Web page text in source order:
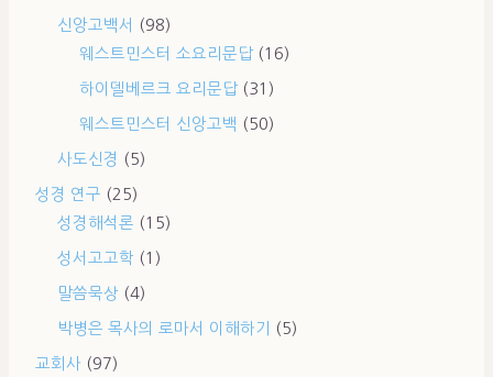
신앙고백서
(98)
웨스트민스터 소요리문답(16)
하이델베르크 요리문답(31)
웨스트민스터 신앙고백 (50)
사도신경 (5)
성경 연구 (25)
성경해석론 (15)
성서고고학 (1)
말씀묵상 (4)
박병은 목사의 로마서 이해하기 (5)
교회사 (97)